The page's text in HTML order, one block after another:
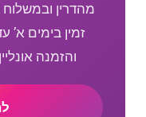
מהדרין
והזמנה אונליין פתוחה